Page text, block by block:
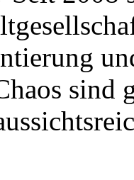
sind